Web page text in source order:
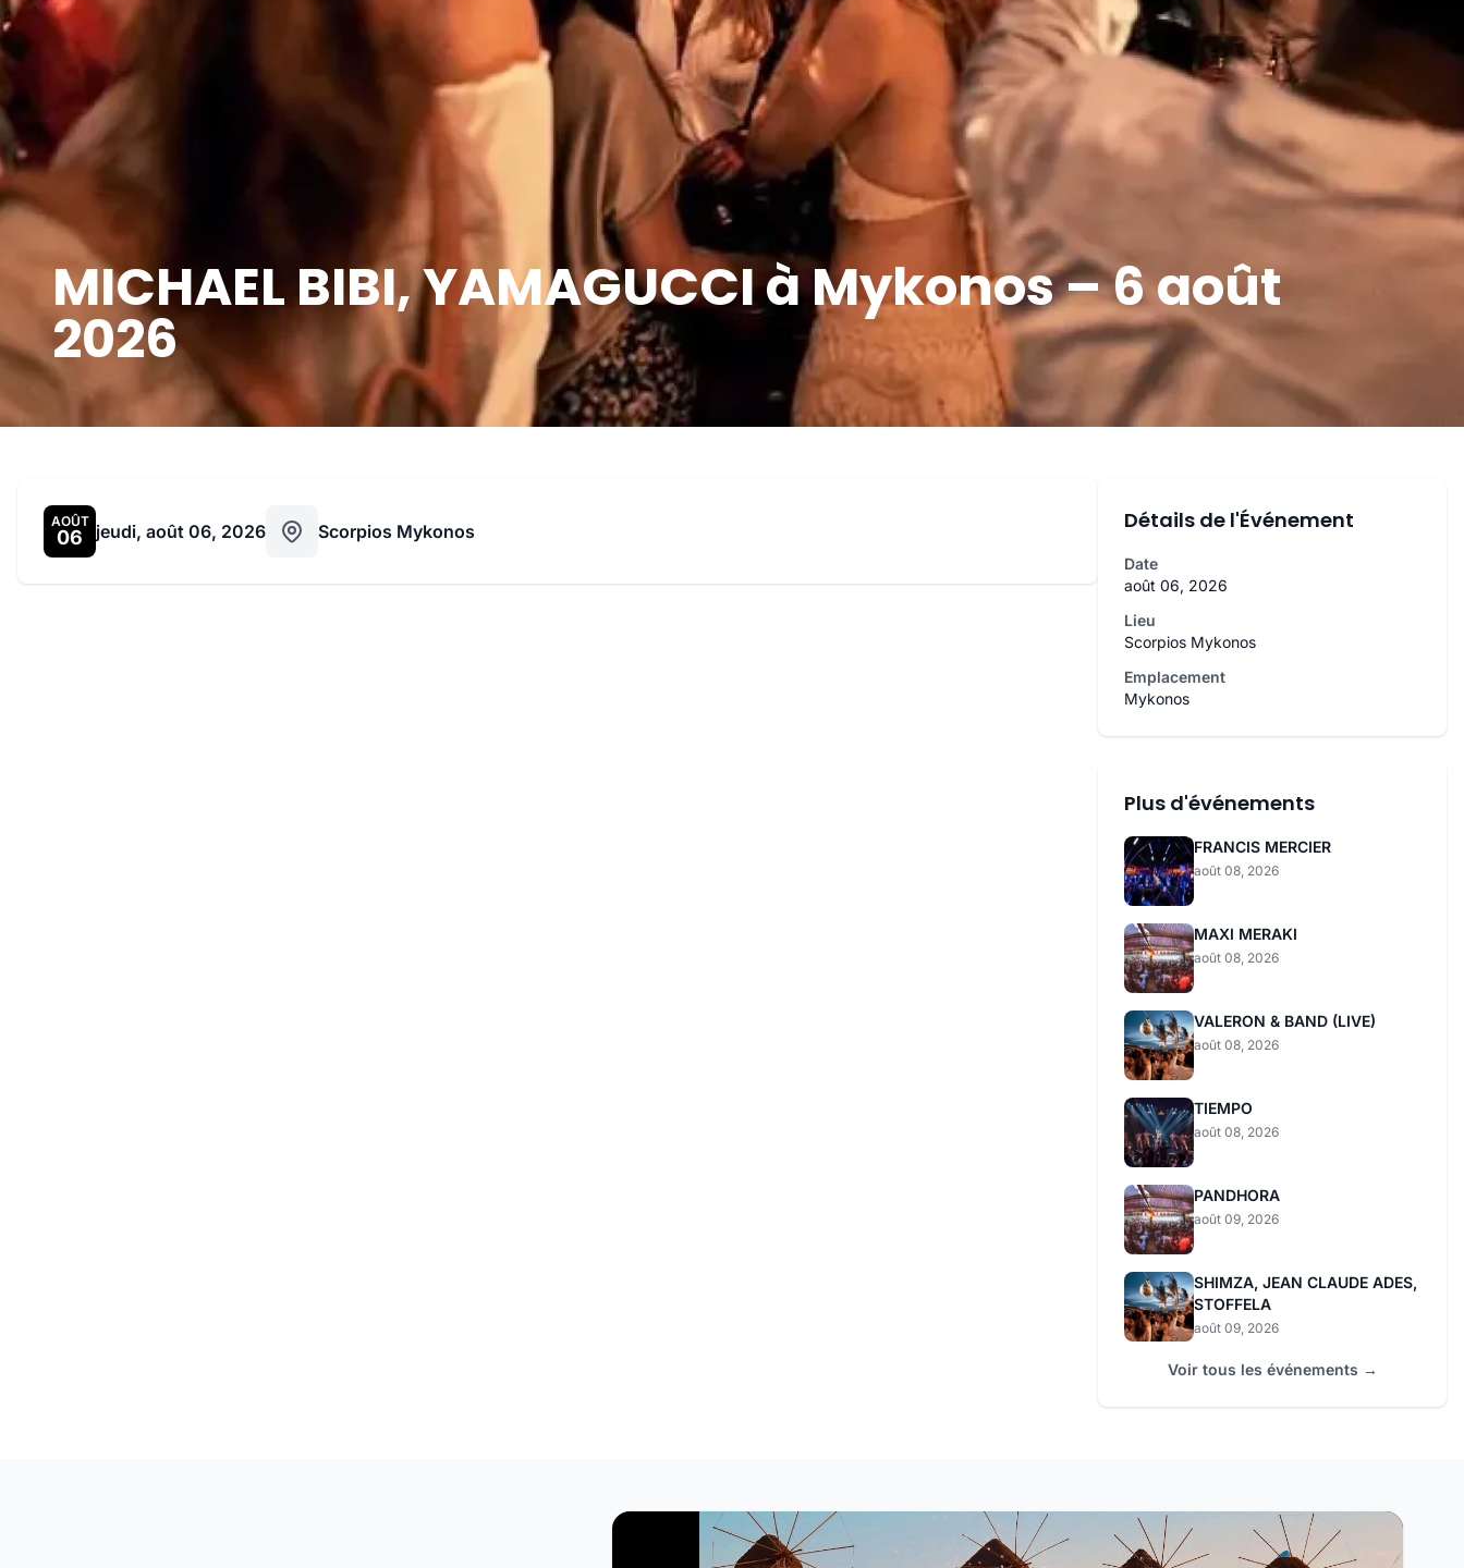
MICHAEL BIBI, YAMAGUCCI à Mykonos – 6 août
2026
AOÛT
06 jeudi, août 06, 2026 Scorpios Mykonos Détails de l'Événement
Date
août 06, 2026
Lieu
Scorpios Mykonos
Emplacement
Mykonos
Plus d'événements
FRANCIS MERCIER
août 08, 2026
MAXI MERAKI
août 08, 2026
VALERON & BAND (LIVE)
août 08, 2026
TIEMPO
août 08, 2026
PANDHORA
août 09, 2026
SHIMZA, JEAN CLAUDE ADES,
STOFFELA
août 09, 2026
Voir tous les événements →